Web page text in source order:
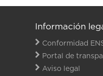
Información
Conformidad
Portal de
Aviso legal